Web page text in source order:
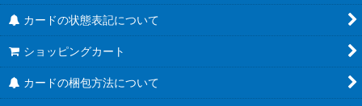
カードの状態表記について
ショッピングカート
カードの梱包方法について